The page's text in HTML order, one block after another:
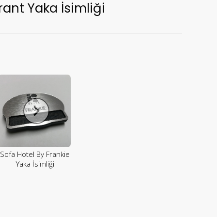
Yaka İsimliği
Sofa Hotel By Frankie
Yaka İsimliği